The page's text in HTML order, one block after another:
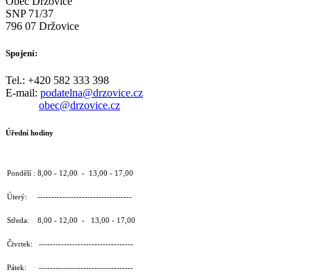
SNP 71/37
796 07 Držovice
Spojení:
Tel.: +420 582 333 398
E-mail: podatelna@drzovice.cz
obec@drzovice.cz
Úřední hodiny
Pondělí : 8,00 - 12,00 - 13,00 - 17,00
Úterý: ----------------------------------
Středa: 8,00 - 12,00 - 13,00 - 17,00
Čtvrtek: ----------------------------------
Pátek: ----------------------------------